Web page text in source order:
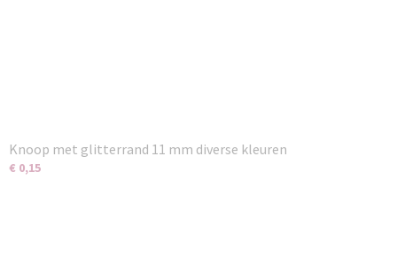
Knoop met glitterrand 11 mm diverse kleuren
€ 0,15